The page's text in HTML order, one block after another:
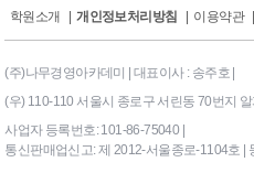
학원소개 개인정보처리방침 이용약관
(주)나무경영아카데미 | 대표이사 : 송주호 |
(우) 110-110 서울시 종로구 서린동 70번지
사업자 등록번호: 101-86-75040 |
통신판매업신고: 제 2012-서울종로-1104호 |